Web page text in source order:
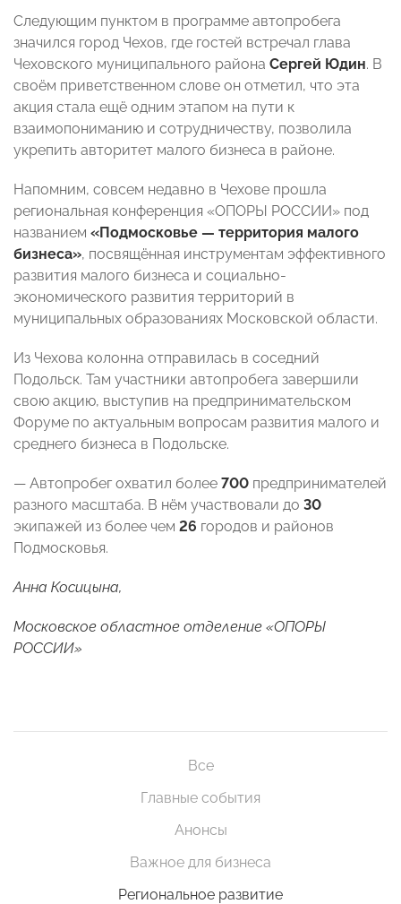
Следующим пунктом в программе автопробега
значился город Чехов, где гостей встречал глава
Чеховского муниципального района Сергей Юдин. В
своём приветственном слове он отметил, что эта
акция стала ещё одним этапом на пути к
взаимопониманию и сотрудничеству, позволила
укрепить авторитет малого бизнеса в районе.
Напомним, совсем недавно в Чехове прошла
региональная конференция «ОПОРЫ РОССИИ» под
названием «Подмосковье — территория малого
бизнеса», посвящённая инструментам эффективного
развития малого бизнеса и социально-
экономического развития территорий в
муниципальных образованиях Московской области.
Из Чехова колонна отправилась в соседний
Подольск. Там участники автопробега завершили
свою акцию, выступив на предпринимательском
Форуме по актуальным вопросам развития малого и
среднего бизнеса в Подольске.
— Автопробег охватил более 700 предпринимателей
разного масштаба. В нём участвовали до 30
экипажей из более чем 26 городов и районов
Подмосковья.
Анна Косицына,
Московское областное отделение «ОПОРЫ
РОССИИ»
Все
Главные события
Анонсы
Важное для бизнеса
Региональное развитие